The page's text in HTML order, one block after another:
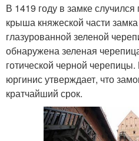
В 1419 году в замке
крыша княжеской части
глазурованной зеленой
обнаружена зеленая
готической черной
юргинис утверждает, что
кратчайший срок.